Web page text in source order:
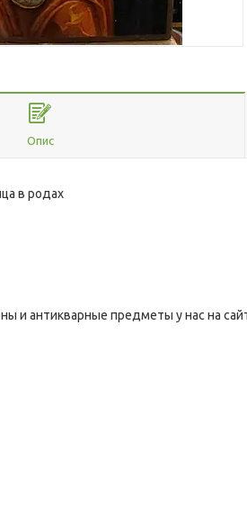
Опис
в родах
и антикварные предметы у нас на